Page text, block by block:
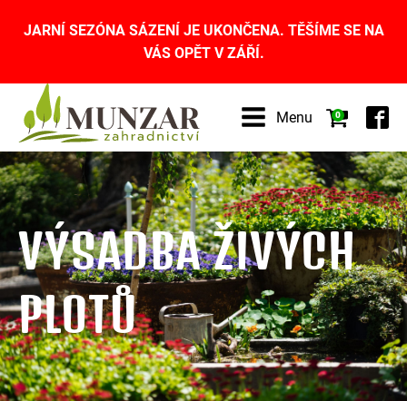
JARNÍ SEZÓNA SÁZENÍ JE UKONČENA. TĚŠÍME SE NA
VÁS OPĚT V ZÁŘÍ.
Menu 0
VÝSADBA ŽIVÝCH
PLOTŮ